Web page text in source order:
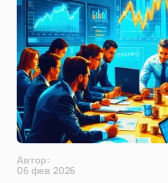
Автор:
06 фев 2026